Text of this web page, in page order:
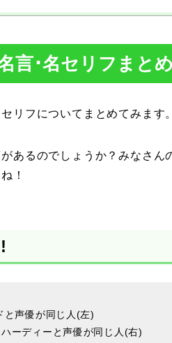
言･名セリフまとめ
リフについてまとめてみます。
あるのでしょうか？みなさん
！
と声優が同じ人(左)
ーディーと声優が同じ人(右)